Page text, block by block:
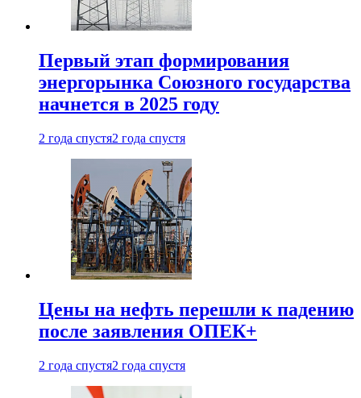
Первый этап формирования
энергорынка Союзного государства
начнется в 2025 году
2 года спустя2 года спустя
Цены на нефть перешли к падению
после заявления ОПЕК+
2 года спустя2 года спустя